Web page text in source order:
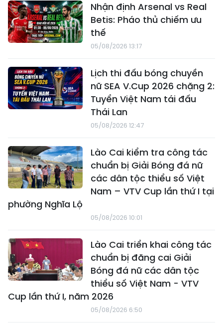
Nhận định Arsenal vs Real
Betis: Pháo thủ chiếm ưu
thế
05/08/2026 13:17
Lịch thi đấu bóng chuyền
nữ SEA V.Cup 2026 chặng 2:
Tuyển Việt Nam tái đấu
Thái Lan
05/08/2026 12:47
Lào Cai kiểm tra công tác
chuẩn bị Giải Bóng đá nữ
các dân tộc thiểu số Việt
Nam – VTV Cup lần thứ I tại
phường Nghĩa Lộ
05/08/2026 10:01
Lào Cai triển khai công tác
chuẩn bị đăng cai Giải
Bóng đá nữ các dân tộc
thiểu số Việt Nam - VTV
Cup lần thứ I, năm 2026
05/08/2026 6:50